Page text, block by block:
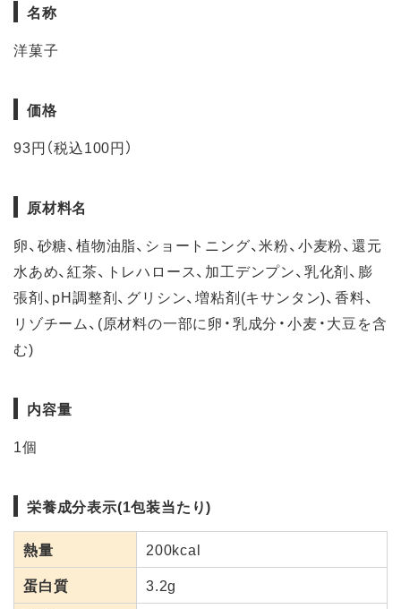
名称
洋菓子
価格
93円（税込100円）
原材料名
卵、砂糖、植物油脂、ショートニング、米粉、小麦粉、還元
水あめ、紅茶、トレハロース、加工デンプン、乳化剤、膨
張剤、pH調整剤、グリシン、増粘剤(キサンタン)、香料、
リゾチーム、(原材料の一部に卵・乳成分・小麦・大豆を含
む)
内容量
1個
栄養成分表示(1包装当たり)
熱量
200kcal
蛋白質
3.2g